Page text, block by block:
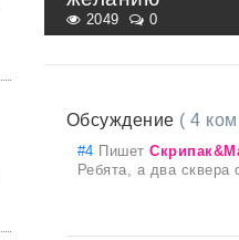
2049 0
Обсуждение ( 4
#4 Пишет
Ребята, а два